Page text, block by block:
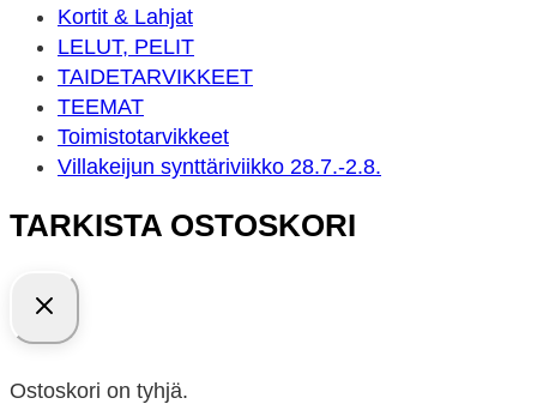
Kortit & Lahjat
LELUT, PELIT
TAIDE­TARVIKKEET
TEEMAT
Toimisto­tarvikkeet
Villakeijun synttäriviikko 28.7.-2.8.
TARKISTA OSTOSKORI
Ostoskori on tyhjä.